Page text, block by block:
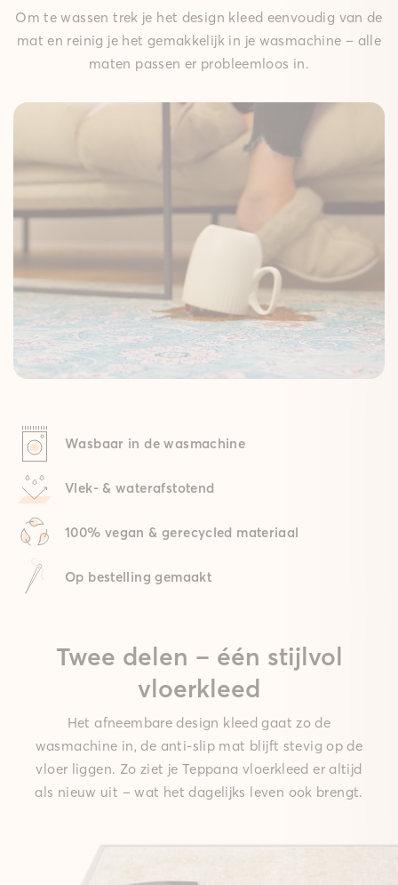
Om te wassen trek je het design kleed eenvoudig van de
mat en reinig je het gemakkelijk in je wasmachine – alle
maten passen er probleemloos in.
Wasbaar in de wasmachine
Vlek- & waterafstotend
100% vegan & gerecycled materiaal
Op bestelling gemaakt
Twee delen – één stijlvol
vloerkleed
Het afneembare design kleed gaat zo de
wasmachine in, de anti-slip mat blijft stevig op de
vloer liggen. Zo ziet je Teppana vloerkleed er altijd
als nieuw uit – wat het dagelijks leven ook brengt.